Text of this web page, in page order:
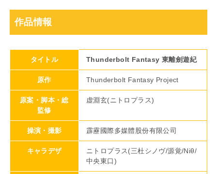
作品情報
タイトル Thunderbolt Fantasy 東離劍遊紀
原作 Thunderbolt Fantasy Project
原案・脚本・総
監修
虚淵玄(ニトロプラス)
操演・撮影 霹靂國際多媒體股份有限公司
キャラデザ
ニトロプラス(三杜シノヴ/源覚/Niθ/
中央東口)